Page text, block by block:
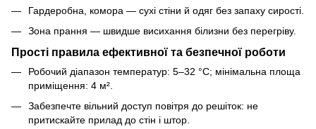
Гардеробна, комора — сухі стіни й одяг без запаху сирості.
Зона прання — швидше висихання білизни без перегріву.
Прості правила ефективної та безпечної роботи
Робочий діапазон температур: 5–32 °C; мінімальна площа
приміщення: 4 м².
Забезпечте вільний доступ повітря до решіток: не
притискайте прилад до стін і штор.